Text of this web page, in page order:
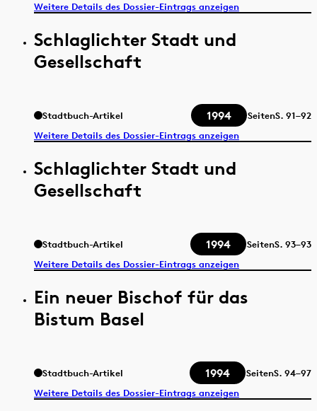
Weitere Details des Dossier-Eintrags anzeigen
Schlaglichter Stadt und
Gesellschaft
Stadtbuch-Artikel 1994 SeitenS. 91–92
Weitere Details des Dossier-Eintrags anzeigen
Schlaglichter Stadt und
Gesellschaft
Stadtbuch-Artikel 1994 SeitenS. 93–93
Weitere Details des Dossier-Eintrags anzeigen
Ein neuer Bischof für das
Bistum Basel
Stadtbuch-Artikel 1994 SeitenS. 94–97
Weitere Details des Dossier-Eintrags anzeigen